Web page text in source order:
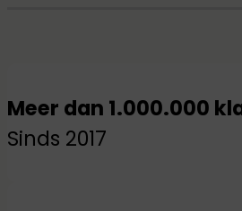
Meer dan 1.000.000
Sinds 2017